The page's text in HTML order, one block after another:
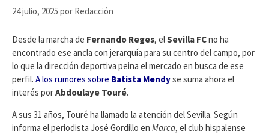
24 julio, 2025 por Redacción
Desde la marcha de Fernando Reges, elSevilla FCno ha
encontrado ese ancla con jerarquía para su centro del campo, por
lo que la dirección deportiva peina el mercado en busca de ese
perfil. A los rumores sobre Batista Mendyse suma ahora el
interés porAbdoulaye Touré.
A sus 31 años, Touré ha llamado la atención del Sevilla. Según
informa el periodista José Gordillo en Marca, el club hispalense